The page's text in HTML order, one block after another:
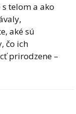
telom a ako
aké sú
čo ich
prirodzene –